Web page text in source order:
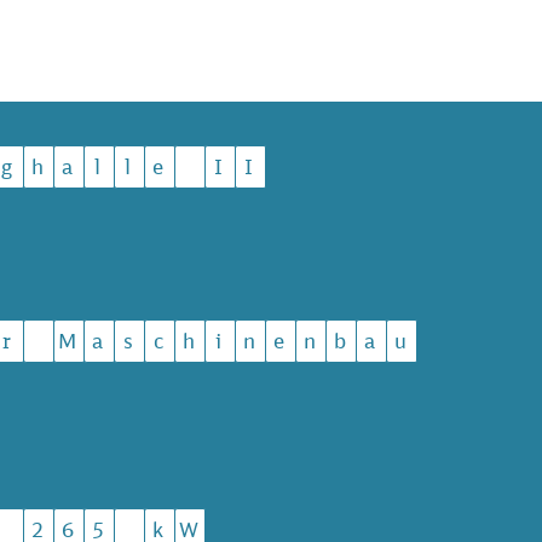
g h a l l e I I
r M a s c h i n e n b a u
2 6 5 k W